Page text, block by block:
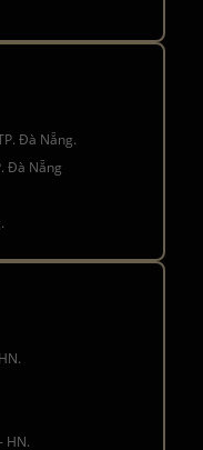
Đà Nẵng.
Đà Nẵng
HN.